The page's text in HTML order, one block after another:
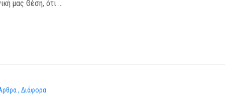
μας Θέση, ότι …
Διάφορα